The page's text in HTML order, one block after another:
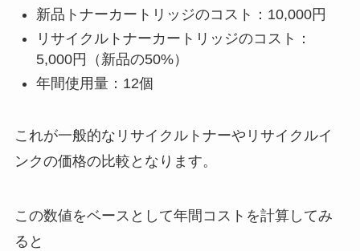
新品トナーカートリッジのコスト：10,000円
リサイクルトナーカートリッジのコスト：
5,000円（新品の50%）
年間使用量：12個
これが一般的なリサイクルトナーやリサイクルイ
ンクの価格の比較となります。
この数値をベースとして年間コストを計算してみ
ると